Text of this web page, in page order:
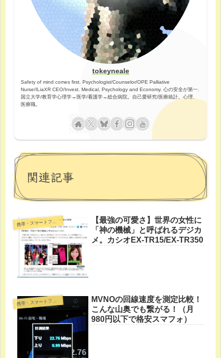
tokeyneale
Safety of mind comes first. Psychologist/Counselor/OPE Palliative
Nurse/ILiaXR CEO/Invest. Medical, Psychology and Economy. 心の安全が第一.
国立大学/教育学心理学→医学/看護学→総合病院。自己愛研究/医療統計。心理、
医療職。
関連記事
携帯・スマートフォン・タブレットPC
【最強の可愛さ】世界の女性に
「神の機械」と呼ばれるデジカ
メ。カシオEX-TR15/EX-TR350
携
MVNOの回線速度を測定比較！
こんな山奥でも繋がる！（月
980円以下で格安スマフォ）